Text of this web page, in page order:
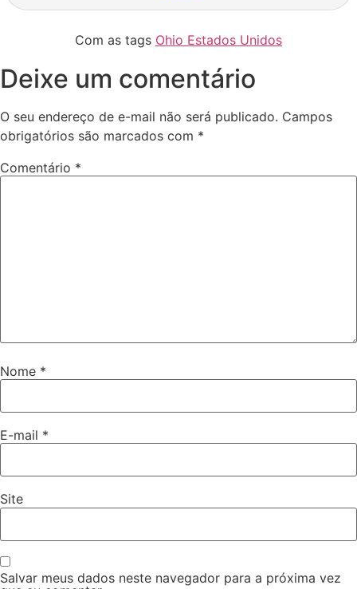
Com as tags Ohio Estados Unidos
Deixe um comentário
O seu endereço de e-mail não será publicado. Campos
obrigatórios são marcados com *
Comentário *
Nome *
E-mail *
Site
Salvar meus dados neste navegador para a próxima vez